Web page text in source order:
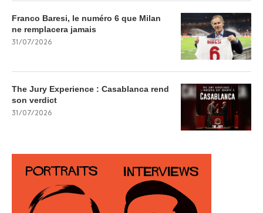
Franco Baresi, le numéro 6 que Milan
ne remplacera jamais
31/07/2026
The Jury Experience : Casablanca rend
son verdict
31/07/2026